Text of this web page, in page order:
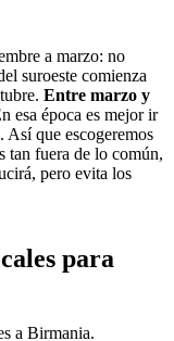
a marzo: no
suroeste comienza
Entre marzo y
esa época es mejor ir
Así que escogeremos
tan fuera de lo común,
pero evita los
para
a Birmania.